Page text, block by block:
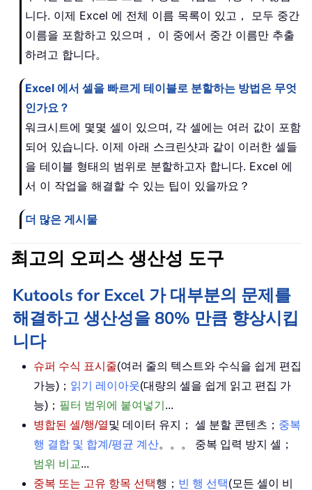
니다. 이제 Excel 에 전체 이름 목록이 있고， 모두 중간
이름을 포함하고 있으며， 이 중에서 중간 이름만 추출
하려고 합니다。
Excel 에서 셀을 빠르게 테이블로 분할하는 방법은 무엇
인가요？
워크시트에 몇몇 셀이 있으며, 각 셀에는 여러 값이 포함
되어 있습니다. 이제 아래 스크린샷과 같이 이러한 셀들
을 테이블 형태의 범위로 분할하고자 합니다. Excel 에
서 이 작업을 해결할 수 있는 팁이 있을까요？
더 많은 게시물
최고의 오피스 생산성 도구
Kutools for Excel 가 대부분의 문제를
해결하고 생산성을 80% 만큼 향상시킵
니다
슈퍼 수식 표시줄(여러 줄의 텍스트와 수식을 쉽게 편집
가능)； 읽기 레이아웃(대량의 셀을 쉽게 읽고 편집 가
능)； 필터 범위에 붙여넣기 ...
병합된 셀/행/열및 데이터 유지； 셀 분할 콘텐츠； 중복
행 결합 및 합계/평균 계산。。。 중복 입력 방지 셀；
범위 비교...
중복 또는 고유 항목 선택행； 빈 행 선택(모든 셀이 비